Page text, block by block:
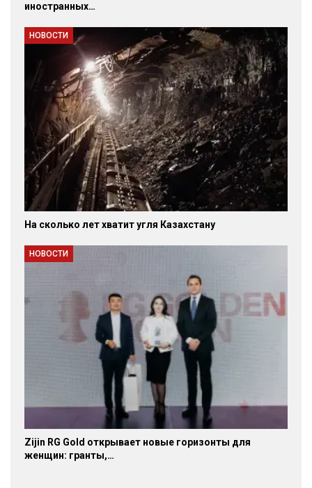
иностранных…
НОВОСТИ
На сколько лет хватит угля Казахстану
НОВОСТИ
Zijin RG Gold открывает новые горизонты для
женщин: гранты,…